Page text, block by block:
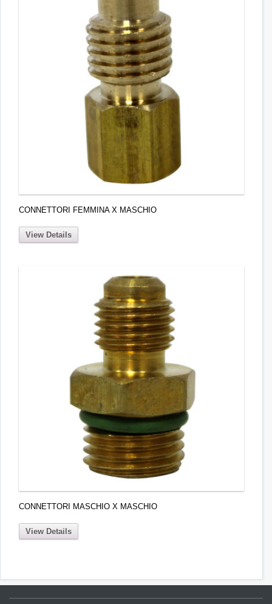
CONNETTORI FEMMINA X MASCHIO
View Details
CONNETTORI MASCHIO X MASCHIO
View Details